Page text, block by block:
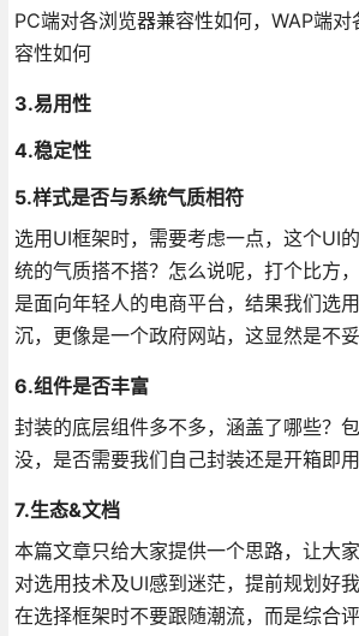
PC端对各浏览器兼容性如何，WAP端
容性如何
3.易用性
4.稳定性
5.样式是否与系统气质相符
选用UI框架时，需要考虑一点，这个UI
统的气质搭不搭？怎么说呢，打个比方
是面向年轻人的电商平台，结果我们选
沉，更像是一个政府网站，这显然是不妥
6.组件是否丰富
封装的底层组件多不多，涵盖了哪些？
没，是否需要我们自己封装还是开箱即用
7.生态&文档
本篇文章只给大家提供一个思路，让大
对选用技术及UI感到迷茫，提前规划好
在选择框架时不要跟随潮流，而是综合